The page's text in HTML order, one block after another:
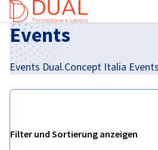
Events
Events Dual.Concept Italia Events
Filteroptionen wurden erfolgreich
Filter und Sortierung anzeigen